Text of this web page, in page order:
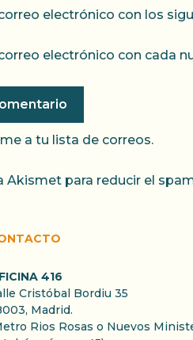
electrónico con los
electrónico con cada
a tu lista de correos.
Akismet para reducir el
416
Cristóbal Bordiu 35
Madrid.
Rios Rosas o Nuevos